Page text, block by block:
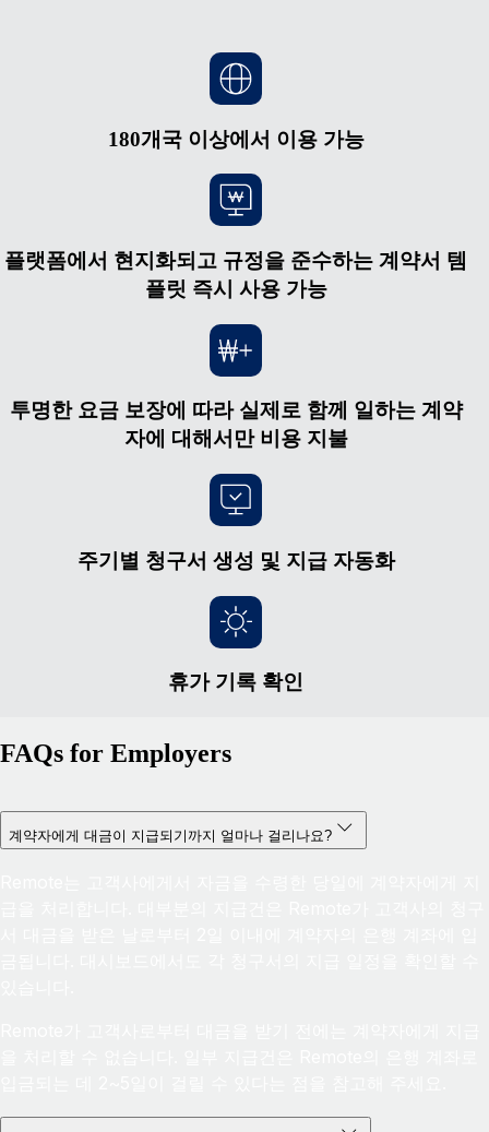
180개국 이상에서 이용 가능
플랫폼에서 현지화되고 규정을 준수하는 계약서 템
플릿 즉시 사용 가능
투명한 요금 보장에 따라 실제로 함께 일하는 계약
자에 대해서만 비용 지불
주기별 청구서 생성 및 지급 자동화
휴가 기록 확인
FAQs for Employers
계약자에게 대금이 지급되기까지 얼마나 걸리나요?